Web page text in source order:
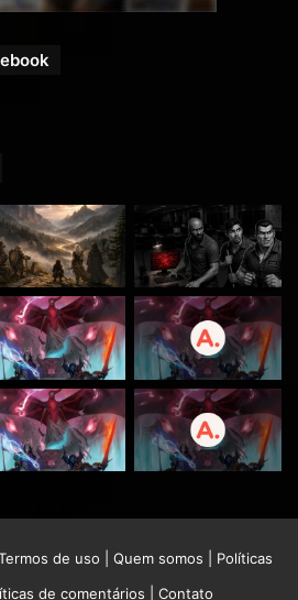
de uso Quem somos
Políticas
de comentários Contato